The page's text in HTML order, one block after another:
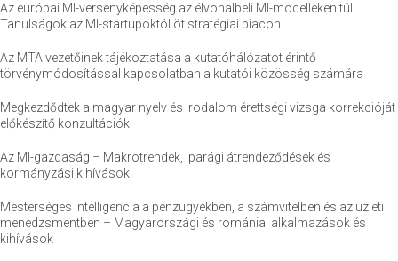
Az európai MI-versenyképesség az élvonalbeli MI-modelleken túl.
Tanulságok az MI-startupoktól öt stratégiai piacon
Az MTA vezetőinek tájékoztatása a kutatóhálózatot érintő
törvénymódosítással kapcsolatban a kutatói közösség számára
Megkezdődtek a magyar nyelv és irodalom érettségi vizsga korrekcióját
előkészítő konzultációk
Az MI-gazdaság – Makrotrendek, iparági átrendeződések és
kormányzási kihívások
Mesterséges intelligencia a pénzügyekben, a számvitelben és az üzleti
menedzsmentben – Magyarországi és romániai alkalmazások és
kihívások